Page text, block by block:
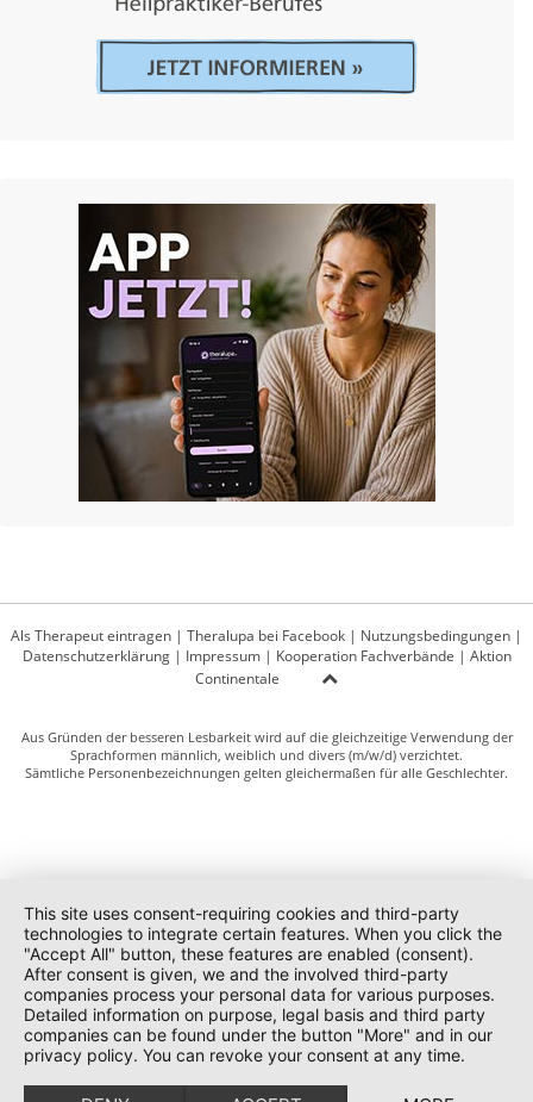
Als Therapeut eintragen | Theralupa bei Facebook | Nutzungsbedingungen |
Datenschutzerklärung| Impressum| Kooperation Fachverbände | Aktion
Continentale
Aus Gründen der besseren Lesbarkeit wird auf die gleichzeitige Verwendung der
Sprachformen männlich, weiblich und divers (m/w/d) verzichtet.
Sämtliche Personenbezeichnungen gelten gleichermaßen für alle Geschlechter.
This site uses consent-requiring cookies and third-party
technologies to integrate certain features. When you click the
"Accept All" button, these features are enabled (consent).
After consent is given, we and the involved third-party
companies process your personal data for various purposes.
Detailed information on purpose, legal basis and third party
companies can be found under the button "More" and in our
privacy policy. You can revoke your consent at any time.